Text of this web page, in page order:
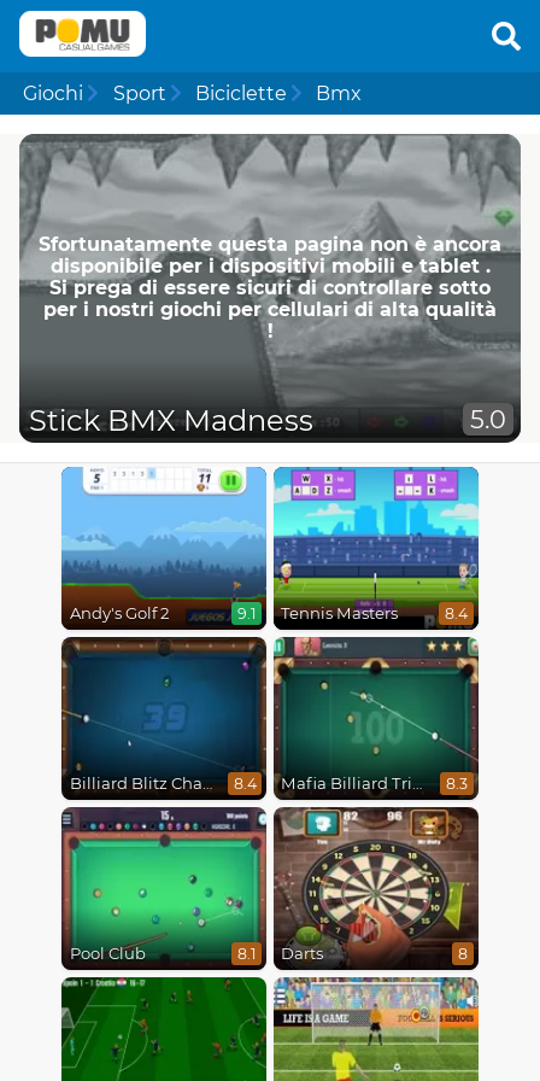
Giochi Sport Biciclette Bmx
Sfortunatamente questa pagina non è ancora
disponibile per i dispositivi mobili e tablet .
Si prega di essere sicuri di controllare sotto
per i nostri giochi per cellulari di alta qualità
!
Stick BMX Madness 5.0
Andy's Golf 2 9.1 Tennis Masters 8.4
Billiard Blitz Challenge 8.4 Mafia Billiard Tricks 8.3
Pool Club 8.1 Darts 8